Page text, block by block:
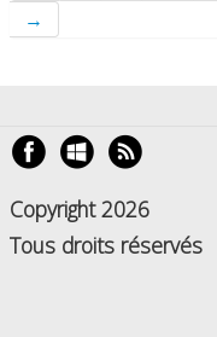
→
Copyright 2026
Tous droits réservés